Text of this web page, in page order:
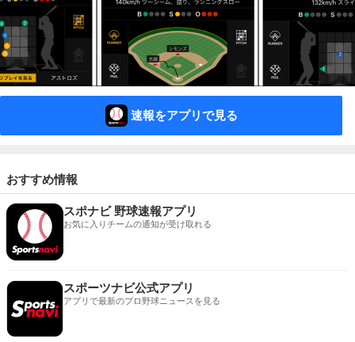
速報をアプリで見る
おすすめ情報
スポナビ 野球速報アプリ
お気に入りチームの通知が受け取れる
スポーツナビ公式アプリ
アプリで最新のプロ野球ニュースを見る